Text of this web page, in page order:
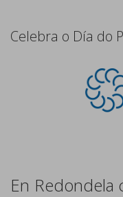
Celebra o Día do
En Redondela